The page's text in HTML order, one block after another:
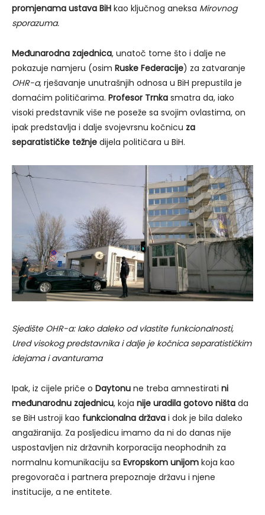
promjenama ustava BiH kao ključnog aneksa Mirovnog
sporazuma.
Međunarodna zajednica, unatoč tome što i dalje ne
pokazuje namjeru (osim Ruske Federacije) za zatvaranje
OHR-a, rješavanje unutrašnjih odnosa u BiH prepustila je
domaćim političarima. Profesor Trnka smatra da, iako
visoki predstavnik više ne poseže sa svojim ovlastima, on
ipak predstavlja i dalje svojevrsnu kočnicu za
separatističke težnje dijela političara u BiH.
Sjedište OHR-a: Iako daleko od vlastite funkcionalnosti,
Ured visokog predstavnika i dalje je kočnica separatističkim
idejama i avanturama
Ipak, iz cijele priče o Daytonu ne treba amnestirati ni
međunarodnu zajednicu, koja nije uradila gotovo ništa da
se BiH ustroji kao funkcionalna država i dok je bila daleko
angažiranija. Za posljedicu imamo da ni do danas nije
uspostavljen niz državnih korporacija neophodnih za
normalnu komunikaciju sa Evropskom unijom koja kao
pregovorača i partnera prepoznaje državu i njene
institucije, a ne entitete.